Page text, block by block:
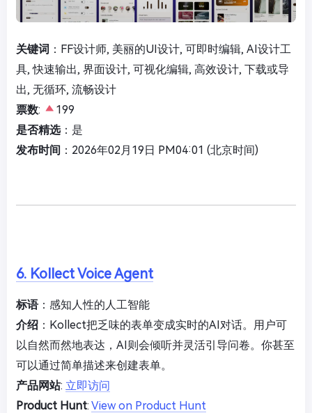
关键词 ：FF设计师, 美丽的UI设计, 可即时编辑, AI设计工
具, 快速输出, 界面设计, 可视化编辑, 高效设计, 下载或导
出, 无循环, 流畅设计
票数:
199
是否精选：是
发布时间 ：2026年02月19日 PM04:01 (北京时间)
6. Kollect Voice Agent
标语：感知人性的人工智能
介绍 ：Kollect把乏味的表单变成实时的AI对话。用户可
以自然而然地表达，AI则会倾听并灵活引导问卷。你甚至
可以通过简单描述来创建表单。
产品网站: 立即访问
Product Hunt: View on Product Hunt